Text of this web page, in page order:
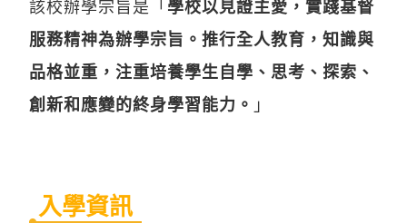
該校辦學宗旨是「學校以見證主愛，實踐基督
服務精神為辦學宗旨。推行全人教育，知識與
品格並重，注重培養學生自學、思考、探索、
創新和應變的終身學習能力。 」
入學資訊